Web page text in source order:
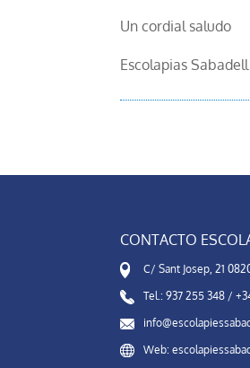
Un cordial saludo
Escolapias Sabadell
CONTACTO
C/ Sant Josep, 21
Tel.: 937 255 348 /
Web: